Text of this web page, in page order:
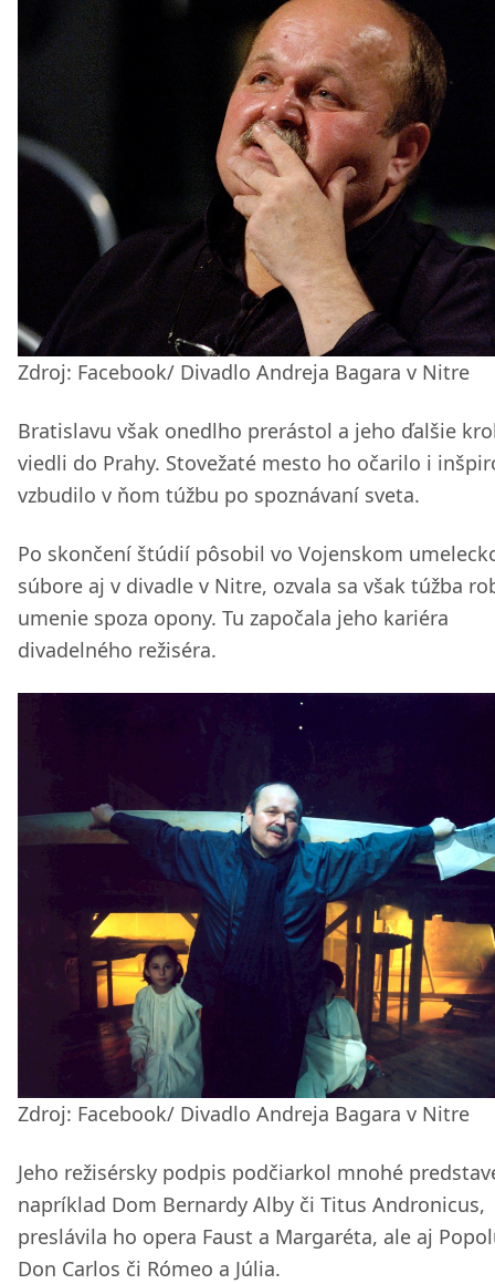
Zdroj: Facebook/ Divadlo Andreja Bagara v Nitre
Bratislavu však onedlho prerástol a jeho ďalšie
viedli do Prahy. Stovežaté mesto ho očarilo i
vzbudilo v ňom túžbu po spoznávaní sveta.
Po skončení štúdií pôsobil vo Vojenskom
súbore aj v divadle v Nitre, ozvala sa však túžba
umenie spoza opony. Tu započala jeho kariéra
divadelného režiséra.
Zdroj: Facebook/ Divadlo Andreja Bagara v Nitre
Jeho režisérsky podpis podčiarkol mnohé
napríklad Dom Bernardy Alby či Titus Andronicus,
preslávila ho opera Faust a Margaréta, ale aj
Don Carlos či Rómeo a Júlia.